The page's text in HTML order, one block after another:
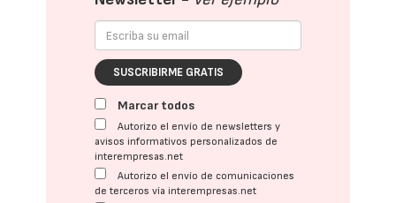
SUSCRIBIRME GRATIS
Marcar todos
Autorizo el envío de newsletters y
avisos informativos personalizados de
interempresas.net
Autorizo el envío de comunicaciones
de terceros vía interempresas.net